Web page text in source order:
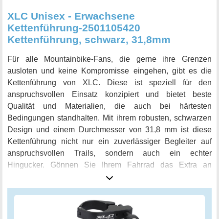
XLC Unisex - Erwachsene
Kettenführung-2501105420
Kettenführung, schwarz, 31,8mm
Für alle Mountainbike-Fans, die gerne ihre Grenzen
ausloten und keine Kompromisse eingehen, gibt es die
Kettenführung von XLC. Diese ist speziell für den
anspruchsvollen Einsatz konzipiert und bietet beste
Qualität und Materialien, die auch bei härtesten
Bedingungen standhalten. Mit ihrem robusten, schwarzen
Design und einem Durchmesser von 31,8 mm ist diese
Kettenführung nicht nur ein zuverlässiger Begleiter auf
anspruchsvollen Trails, sondern auch ein echter
Hingucker. Gönnen Sie Ihrem Fahrrad das Extra an
Sicherheit und Kontrolle mit der XLC Kettenführung!